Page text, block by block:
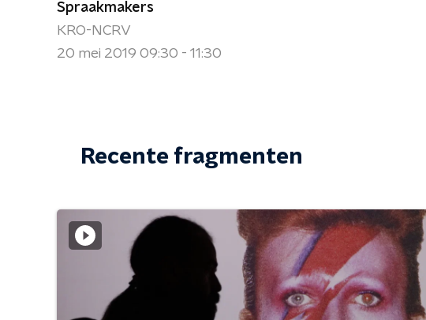
Spraakmakers
KRO-NCRV
20 mei 2019 09:30 - 11:30
Recente fragmenten